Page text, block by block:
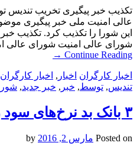
تکذیب خبر پیگیری تخریب تندیس
عالی امنیت ملی خبر پیگیری
این شورا را تکذیب کرد. تکذیب
شورای عالی امنیت شورای عالی
Continue Reading
→
اخبار کارگران اخبار , اخبار کارگران
تندیس, توسط, خبر , خبر جدید,
۳ بانک بد نرخ‌های سود را تخریب می‌کنند
Posted on مارس 2, 2016